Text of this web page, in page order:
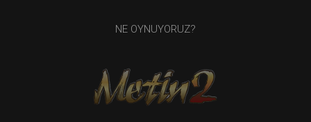
NE OYNUYORUZ?